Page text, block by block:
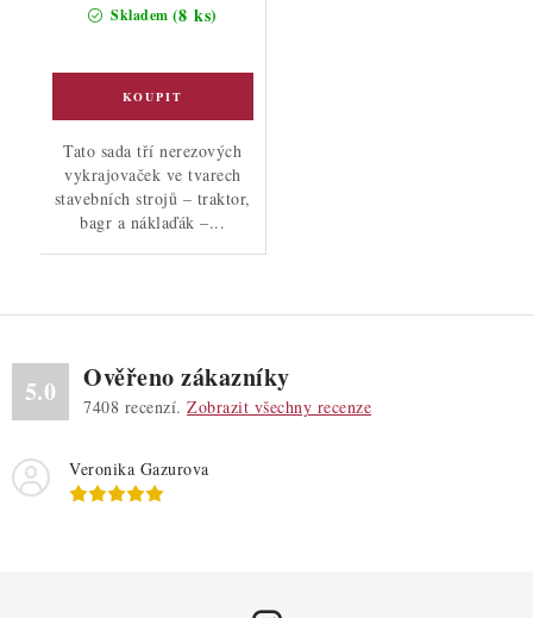
Skladem (8 ks)
Tato sada tří nerezových
vykrajovaček ve tvarech
stavebních strojů – traktor,
bagr a náklaďák –...
5.0 Ověřeno zákazníky
7408 recenzí. Zobrazit všechny recenze
Veronika Gazurova